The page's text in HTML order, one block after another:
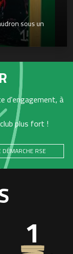
sous un
d'engagement, à
plus fort !
RSE
1